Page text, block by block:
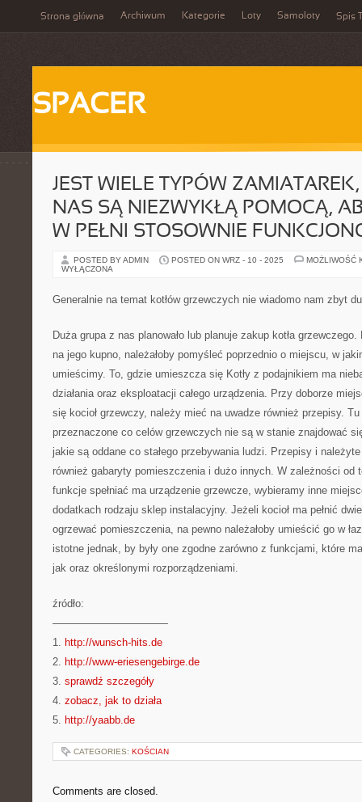
Strona główna Archiwum Kategorie Loty Samoloty Spis
SPACER
JEST WIELE TYPÓW
NAS SĄ NIEZWYKŁĄ POMOCĄ,
W PEŁNI STOSOWNIE
POSTED BY ADMIN POSTED ON WRZ - 10 - 2025
MOŻLIWOŚĆ
WYŁĄCZONA
Generalnie na temat kotłów grzewczych nie wiadomo nam zbyt
Duża grupa z nas planowało lub planuje zakup kotła
na jego kupno, należałoby pomyśleć poprzednio o miejscu, w
umieścimy. To, gdzie umieszcza się Kotły z podajnikiem ma
działania oraz eksploatacji całego urządzenia. Przy doborze
się kocioł grzewczy, należy mieć na uwadze również przepisy.
przeznaczone co celów grzewczych nie są w stanie znajdować
jakie są oddane co stałego przebywania ludzi. Przepisy i
również gabaryty pomieszczenia i dużo innych. W zależności od
funkcje spełniać ma urządzenie grzewcze, wybieramy inne
dodatkach rodzaju sklep instalacyjny. Jeżeli kocioł ma pełnić
ogrzewać pomieszczenia, na pewno należałoby umieścić go w
istotne jednak, by były one zgodne zarówno z funkcjami, które
jak oraz określonymi rozporządzeniami.
źródło:
———————————
1. http://wunsch-hits.de
2. http://www-eriesengebirge.de
3. sprawdź szczegóły
4. zobacz, jak to działa
5. http://yaabb.de
CATEGORIES: KOŚCIAN
Comments are closed.